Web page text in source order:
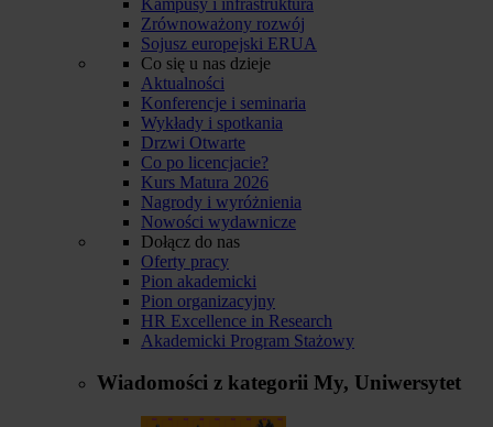
Zrównoważony rozwój
Sojusz europejski ERUA
Co się u nas dzieje
Aktualności
Konferencje i seminaria
Wykłady i spotkania
Drzwi Otwarte
Co po licencjacie?
Kurs Matura 2026
Nagrody i wyróżnienia
Nowości wydawnicze
Dołącz do nas
Oferty pracy
Pion akademicki
Pion organizacyjny
HR Excellence in Research
Akademicki Program Stażowy
Wiadomości z kategorii My, Uniwersytet